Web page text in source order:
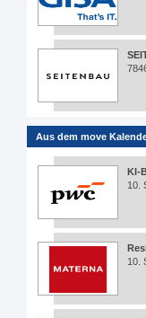
Aus dem move
KI-
10.
10.